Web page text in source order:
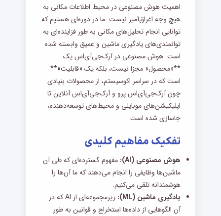
اهمیت هوش مصنوعی در محیط اطلاعات مکانی به
هیچ وجه اغراق‌آمیز نیست. ما در دوره‌ای هستیم که
توانایی انجام تحلیل‌های مکانی به طور فزاینده‌ای به
توانمندی‌های یادگیری ماشین و عمیق وابسته شده
است. هوش مصنوعی در آرک‌جی‌آی‌اس یک
**«محصول» مجزا نیست، بلکه یک «قابلیت»**
است که در سراسر اکوسیستم، از محصولات بنیادی
چون آرک‌جی‌آی‌اس پرو و آرک‌جی‌آی‌اس آنلاین تا
اپلیکیشن‌های موبایلی و محیط‌های توسعه‌دهنده،
جاسازی شده است.
تفکیک مفاهیم کلیدی
هوش مصنوعی (AI):
مفهوم گسترده‌ای که طی آن
ماشین‌ها وظایفی را انجام می‌دهند که ما آن‌ها را
هوشمندانه تلقی می‌کنیم.
یادگیری ماشین (ML):
زیرمجموعه‌ای از AI که در
آن الگوهایی از داده‌ها استخراج و قوانین به طور